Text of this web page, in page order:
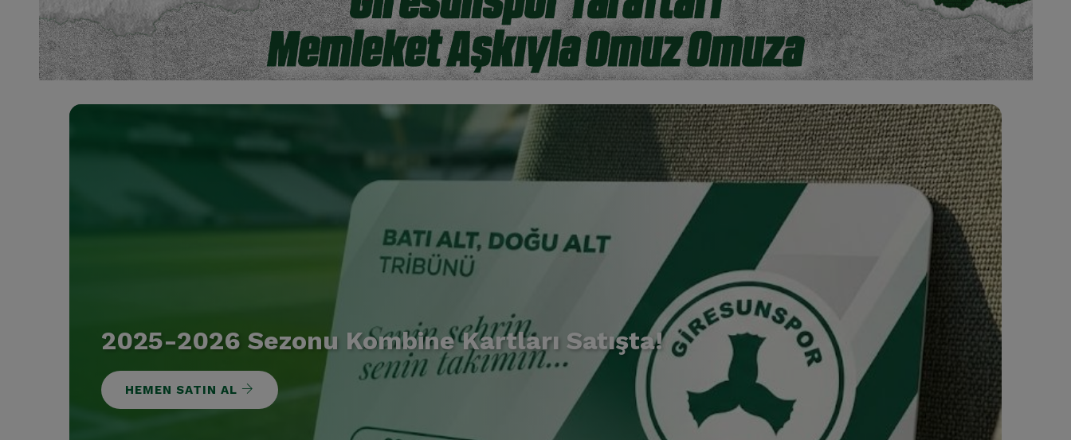
2025-2026 Sezonu Kombine Kartları Satışta!
HEMEN SATIN AL